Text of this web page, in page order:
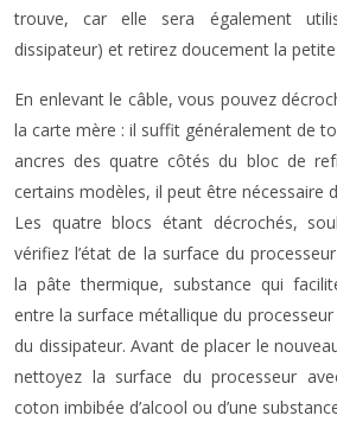
trouve, car elle sera également
dissipateur) et retirez doucement la
En enlevant le câble, vous pouvez
la carte mère : il suffit généralement de
ancres des quatre côtés du bloc de
certains modèles, il peut être nécessaire
Les quatre blocs étant décrochés,
vérifiez l’état de la surface du
la pâte thermique, substance qui
entre la surface métallique du
du dissipateur. Avant de placer le
nettoyez la surface du processeur
coton imbibée d’alcool ou d’une